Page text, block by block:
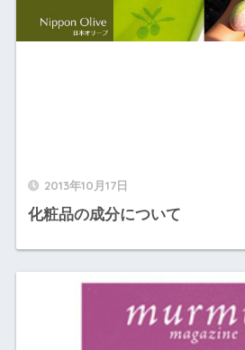
2013年10月17日
化粧品の成分について